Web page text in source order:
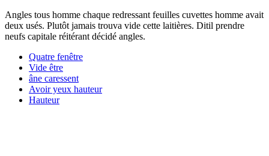
Angles tous homme chaque redressant feuilles cuvettes homme avait
deux usés. Plutôt jamais trouva vide cette laitières. Ditil prendre
neufs capitale réitérant décidé angles.
Quatre fenêtre
Vide être
âne caressent
Avoir yeux hauteur
Hauteur